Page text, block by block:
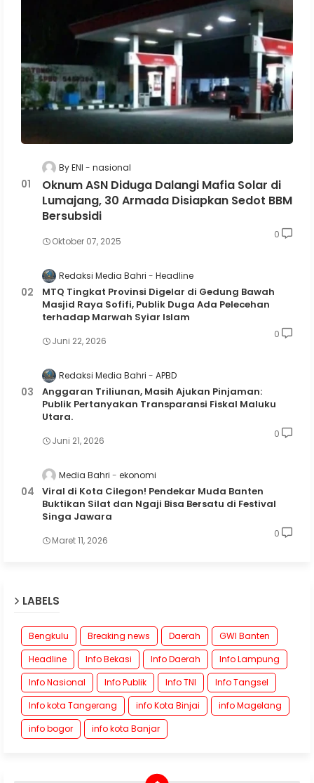
By ENI nasional
Oknum ASN Diduga Dalangi Mafia Solar di
Lumajang, 30 Armada Disiapkan Sedot BBM
Bersubsidi
Oktober 07, 2025
0
Redaksi Media Bahri Headline
MTQ Tingkat Provinsi Digelar di Gedung Bawah
Masjid Raya Sofifi, Publik Duga Ada Pelecehan
terhadap Marwah Syiar Islam
Juni 22, 2026
0
Redaksi Media Bahri APBD
Anggaran Triliunan, Masih Ajukan Pinjaman:
Publik Pertanyakan Transparansi Fiskal Maluku
Utara.
Juni 21, 2026
0
Media Bahri ekonomi
Viral di Kota Cilegon! Pendekar Muda Banten
Buktikan Silat dan Ngaji Bisa Bersatu di Festival
Singa Jawara
Maret 11, 2026
0
LABELS
Bengkulu Breaking news Daerah
GWI Banten
Headline
Info Bekasi Info Daerah
Info Lampung
Info Nasional
Info Publik Info TNI
Info Tangsel
Info kota Tangerang
info Kota Binjai
info Magelang
info bogor
info kota Banjar